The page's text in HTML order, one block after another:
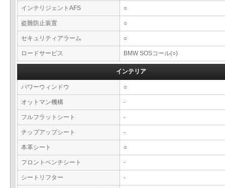
インテリジェントAFS ○
盗難防止装置 ○
セキュリティアラーム ○
ロードサービス BMW SOSコール(○)
インテリア
パワーウィンドウ ○
オットマン機構 -
フルフラットシート -
チップアップシート -
本革シート ○
フロントベンチシート -
シートリフター -